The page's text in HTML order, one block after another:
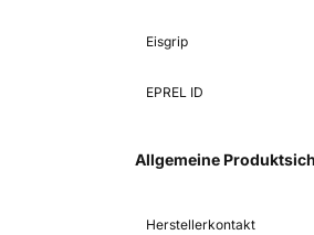
Eisgrip
EPREL ID
Allgemeine
Herstellerkontakt